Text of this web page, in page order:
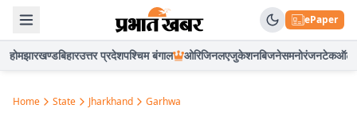
ePaper
होमझारखण्डबिहारउत्तर प्रदेशपश्चिम बंगाल ओरिजिनलएजुकेशनबिजनेसमनोरंजनटेकऑटो
Home State Jharkhand Garhwa